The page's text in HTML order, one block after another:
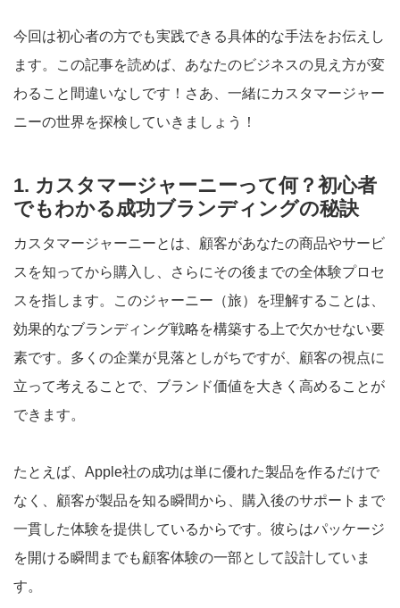
今回は初心者の方でも実践できる具体的な手法をお伝えし
ます。この記事を読めば、あなたのビジネスの見え方が変
わること間違いなしです！さあ、一緒にカスタマージャー
ニーの世界を探検していきましょう！
1. カスタマージャーニーって何？初心者
でもわかる成功ブランディングの秘訣
カスタマージャーニーとは、顧客があなたの商品やサービ
スを知ってから購入し、さらにその後までの全体験プロセ
スを指します。このジャーニー（旅）を理解することは、
効果的なブランディング戦略を構築する上で欠かせない要
素です。多くの企業が見落としがちですが、顧客の視点に
立って考えることで、ブランド価値を大きく高めることが
できます。
たとえば、Apple社の成功は単に優れた製品を作るだけで
なく、顧客が製品を知る瞬間から、購入後のサポートまで
一貫した体験を提供しているからです。彼らはパッケージ
を開ける瞬間までも顧客体験の一部として設計していま
す。